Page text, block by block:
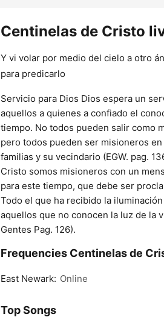
Centinelas de Cristo
Y vi volar por medio del cielo a otro
para predicarlo
Servicio para Dios Dios espera un
aquellos a quienes a confiado el
tiempo. No todos pueden salir como
pero todos pueden ser misioneros
familias y su vecindario (EGW. pag.
Cristo somos misioneros con un
para este tiempo, que debe ser
Todo el que ha recibido la
aquellos que no conocen la luz de la
Gentes Pag. 126).
Frequencies Centinelas de
East Newark: Online
Top Songs